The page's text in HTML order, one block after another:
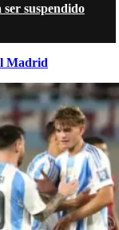
suspendido
Madrid